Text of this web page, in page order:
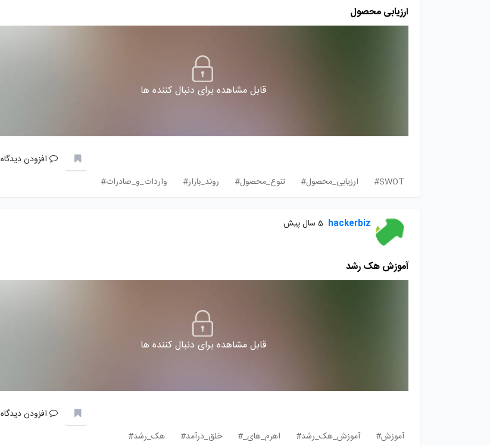
ارزیابی محصول
قابل مشاهده برای دنبال کننده ها
افزودن دیدگاه
SWOT#
ارزیابی_محصول# تنوع_محصول# روند_بازار# واردات_و_صادرات#
hackerbiz 5 سال پیش
آموزش هک رشد
قابل مشاهده برای دنبال کننده ها
افزودن دیدگاه
آموزش#
آموزش_هک_رشد# اهرم_های_# خلق_درآمد# هک_رشد#